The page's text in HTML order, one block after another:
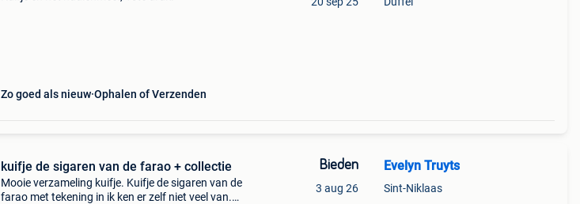
Zo goed als nieuw Ophalen of Verzenden
kuifje de sigaren van de farao + collectie
Mooie verzameling kuifje. Kuifje de sigaren van de
farao met tekening in ik ken er zelf niet veel van.
Bieden
3 aug 26
Evelyn Truyts
Sint-Niklaas